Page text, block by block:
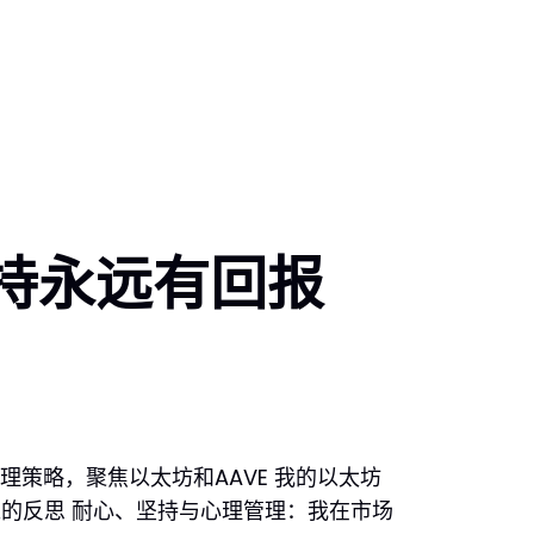
永远有回报
策略，聚焦以太坊和AAVE 我的以太坊
反思 耐心、坚持与心理管理：我在市场